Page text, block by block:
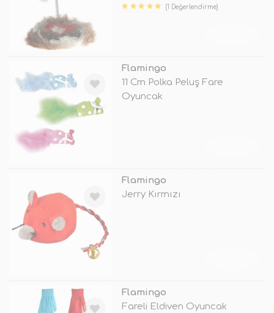
(1 Değerlendirme)
Flamingo
11 Cm Polka Peluş Fare
Oyuncak
Flamingo
Jerry Kırmızı
Flamingo
Fareli Eldiven Oyuncak